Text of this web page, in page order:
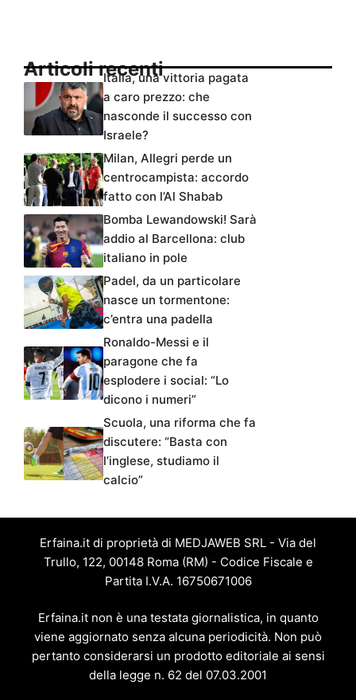
Articoli recentiItalia, una vittoria pagata
a caro prezzo: che
nasconde il successo con
Israele?
Milan, Allegri perde un
centrocampista: accordo
fatto con l’Al Shabab
Bomba Lewandowski! Sarà
addio al Barcellona: club
italiano in pole
Padel, da un particolare
nasce un tormentone:
c’entra una padella
Ronaldo-Messi e il
paragone che fa
esplodere i social: “Lo
dicono i numeri”
Scuola, una riforma che fa
discutere: “Basta con
l’inglese, studiamo il
calcio”
Erfaina.it di proprietà di MEDJAWEB SRL - Via del
Trullo, 122, 00148 Roma (RM) - Codice Fiscale e
Partita I.V.A. 16750671006
Erfaina.it non è una testata giornalistica, in quanto
viene aggiornato senza alcuna periodicità. Non può
pertanto considerarsi un prodotto editoriale ai sensi
della legge n. 62 del 07.03.2001